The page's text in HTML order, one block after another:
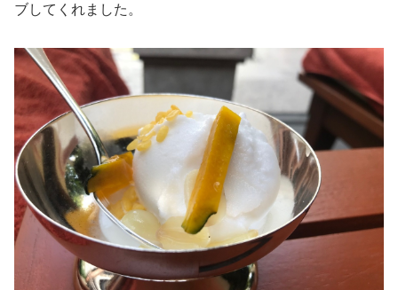
ブしてくれました。